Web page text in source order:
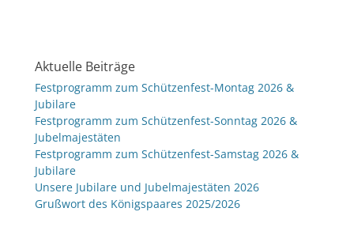
Aktuelle Beiträge
Festprogramm zum Schützenfest-Montag 2026 &
Jubilare
Festprogramm zum Schützenfest-Sonntag 2026 &
Jubelmajestäten
Festprogramm zum Schützenfest-Samstag 2026 &
Jubilare
Unsere Jubilare und Jubelmajestäten 2026
Grußwort des Königspaares 2025/2026